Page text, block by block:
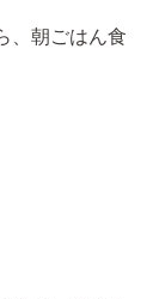
、朝ごはん食